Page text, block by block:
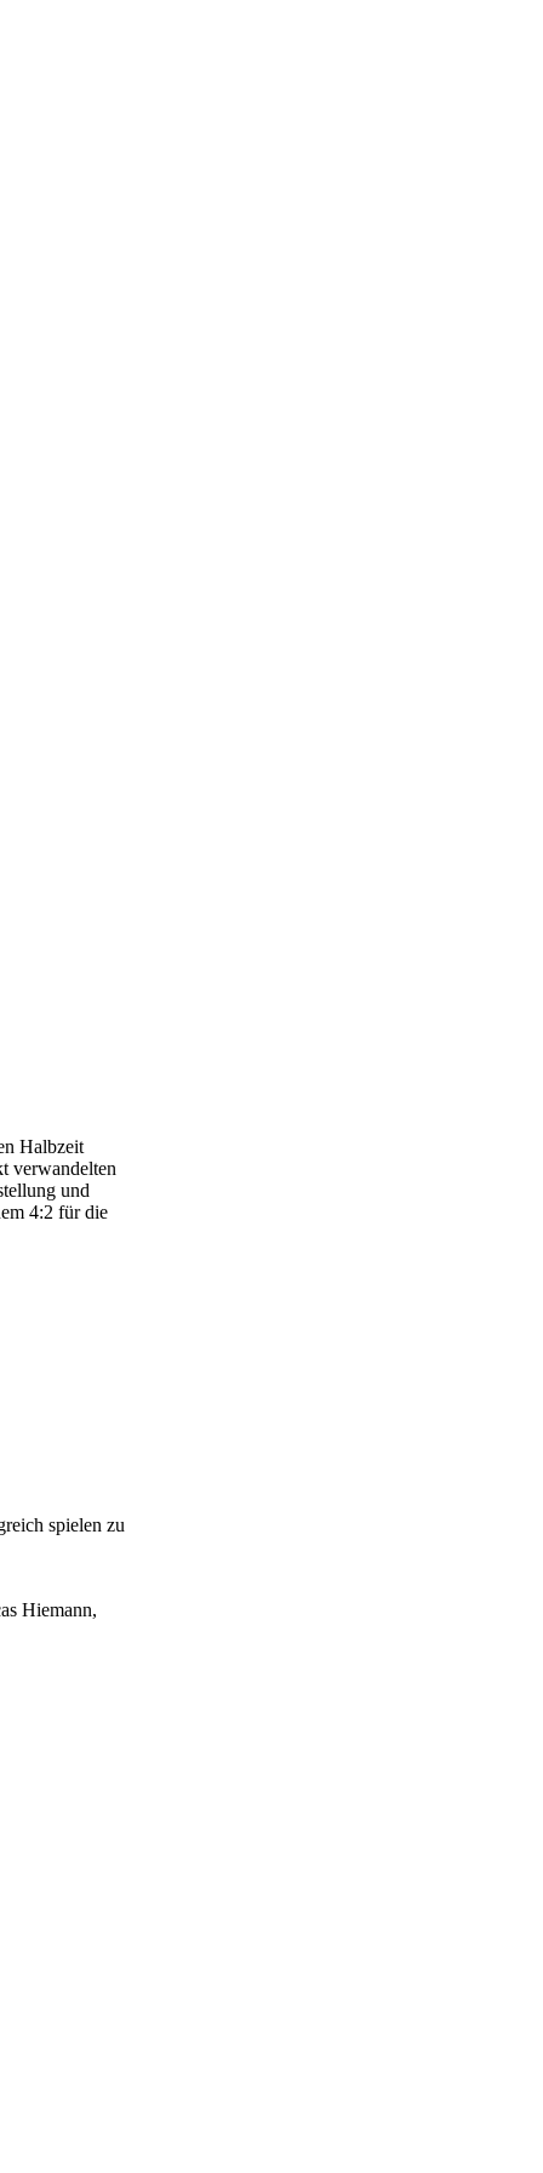
Halbzeit
verwandelten
und
4:2 für die
spielen zu
Hiemann,